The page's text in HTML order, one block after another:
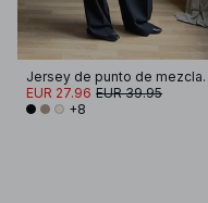
Jersey de
EUR 27.96 EUR 39.95
+8